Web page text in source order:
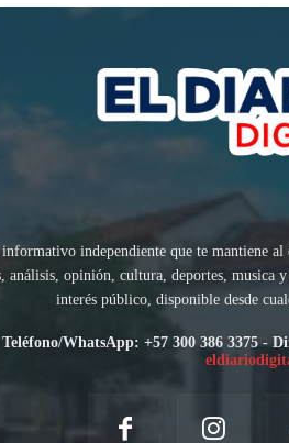
independiente que te mantiene al
análisis, opinión, cultura, deportes,
interés público, disponible desde
WhatsApp: +57 300 386 3375 -